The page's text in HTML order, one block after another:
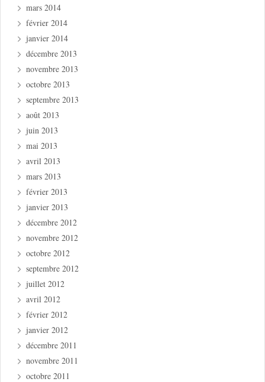
mars 2014
février 2014
janvier 2014
décembre 2013
novembre 2013
octobre 2013
septembre 2013
août 2013
juin 2013
mai 2013
avril 2013
mars 2013
février 2013
janvier 2013
décembre 2012
novembre 2012
octobre 2012
septembre 2012
juillet 2012
avril 2012
février 2012
janvier 2012
décembre 2011
novembre 2011
octobre 2011